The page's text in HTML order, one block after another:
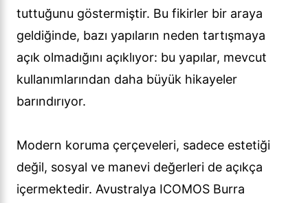
tuttuğunu göstermiştir. Bu fikirler bir araya
geldiğinde, bazı yapıların neden tartışmaya
açık olmadığını açıklıyor: bu yapılar, mevcut
kullanımlarından daha büyük hikayeler
barındırıyor.
Modern koruma çerçeveleri, sadece estetiği
değil, sosyal ve manevi değerleri de açıkça
içermektedir. Avustralya ICOMOS Burra